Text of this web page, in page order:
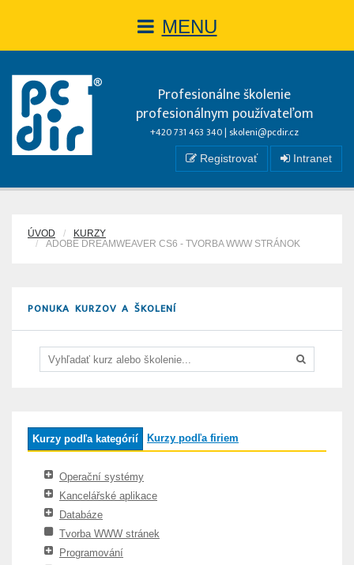
MENU
Profesionálne školenie
profesionálnym používateľom
+420 731 463 340 | skoleni@pcdir.cz
Registrovať Intranet
ÚVOD
KURZY
ADOBE DREAMWEAVER CS6 - TVORBA WWW STRÁNOK
PONUKA KURZOV A ŠKOLENÍ
Kurzy podľa kategórií Kurzy podľa firiem
Operační systémy
Kancelářské aplikace
Databáze
Tvorba WWW stránek
Programování